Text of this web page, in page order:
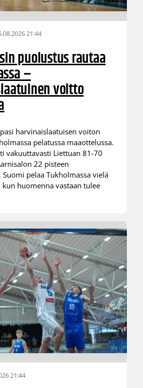
21:44
puolustus rautaa
–
voitto
harvinaislaatuisen voiton
pelatussa maaottelussa.
vakuuttavasti Liettuan 81-70
22 pisteen
pelaa Tukholmassa vielä
huomenna vastaan tulee
21:44